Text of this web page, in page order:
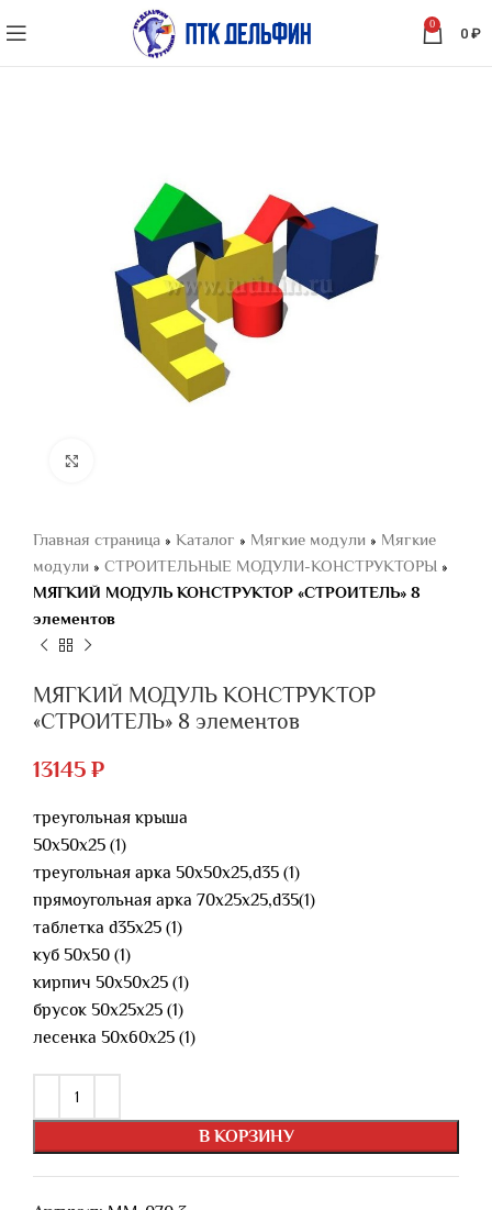
0
0 ₽
Главная страница » Каталог » Мягкие модули » Мягкие
модули » СТРОИТЕЛЬНЫЕ МОДУЛИ-КОНСТРУКТОРЫ »
МЯГКИЙ МОДУЛЬ КОНСТРУКТОР «CТРОИТЕЛЬ» 8
элементов
МЯГКИЙ МОДУЛЬ КОНСТРУКТОР
«CТРОИТЕЛЬ» 8 элементов
13145 ₽
треугольная крыша
50х50х25 (1)
треугольная арка 50х50х25,d35 (1)
прямоугольная арка 70х25х25,d35(1)
таблетка d35х25 (1)
куб 50х50 (1)
кирпич 50х50х25 (1)
брусок 50х25х25 (1)
лесенка 50х60х25 (1)
В КОРЗИНУ